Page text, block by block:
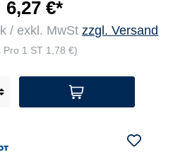
6,27 €*
/ exkl. MwStzzgl. Versand
Pro 1 ST 1,78 €)